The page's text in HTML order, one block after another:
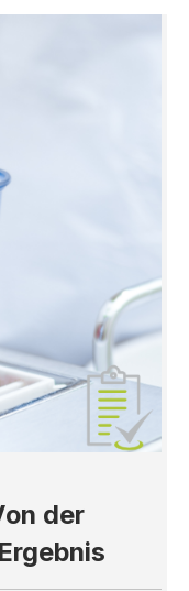
der